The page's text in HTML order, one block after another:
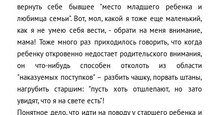
вернуть себе бывшее "место младшего ребенка и
любимца семьи". Вот, мол, какой я тоже еще маленький,
как я не умею себя вести, - обрати на меня внимание,
мама! Тоже много раз приходилось говорить, что когда
ребенку откровенно недостает родительского внимания,
он что-нибудь способен отколоть из области
"наказуемых поступков" – разбить чашку, порвать штаны,
нагрубить старшим: "пусть хоть отшлепают, но зато
увидят, что я на свете есть"!
Понятное дело, что идти на поводу у старшего ребенка и